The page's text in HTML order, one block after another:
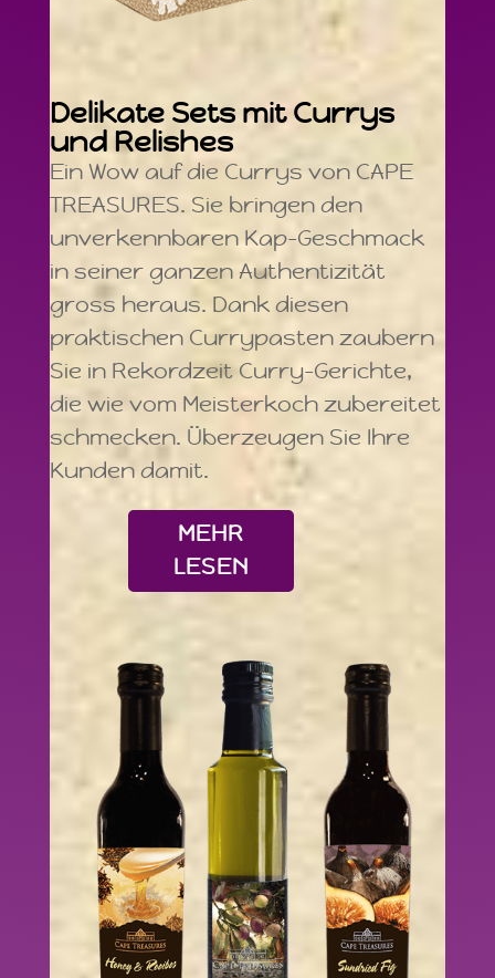
Delikate Sets mit Currys
und Relishes
Ein Wow auf die Currys von CAPE
TREASURES. Sie bringen den
unverkennbaren Kap-Geschmack
in seiner ganzen Authentizität
gross heraus. Dank diesen
praktischen Currypasten zaubern
Sie in Rekordzeit Curry-Gerichte,
die wie vom Meisterkoch zubereitet
schmecken. Überzeugen Sie Ihre
Kunden damit.
MEHR
LESEN